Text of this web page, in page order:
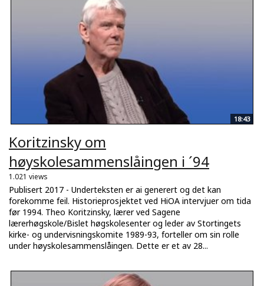
18:43
Koritzinsky om
høyskolesammenslåingen i ´94
1.021 views
Publisert 2017 - Underteksten er ai generert og det kan
forekomme feil. Historieprosjektet ved HiOA intervjuer om tida
før 1994. Theo Koritzinsky, lærer ved Sagene
lærerhøgskole/Bislet høgskolesenter og leder av Stortingets
kirke- og undervisningskomite 1989-93, forteller om sin rolle
under høyskolesammenslåingen. Dette er et av 28...